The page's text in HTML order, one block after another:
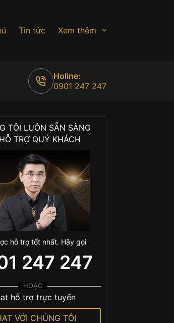
Tin tức Xem thêm
Holine:
0901 247 247
TÔI LUÔN SẴN SÀNG
TRỢ QUÝ KHÁCH
hỗ trợ tốt nhất. Hãy gọi
247 247
HOẶC
hỗ trợ trực tuyến
VỚI CHÚNG TÔI